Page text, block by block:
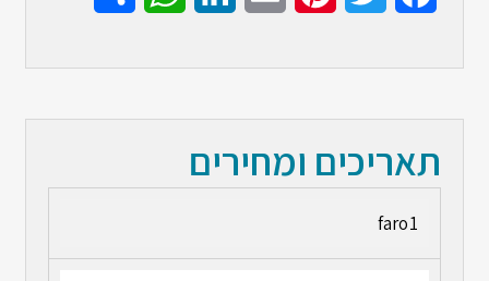
תאריכים ומחירים
faro1